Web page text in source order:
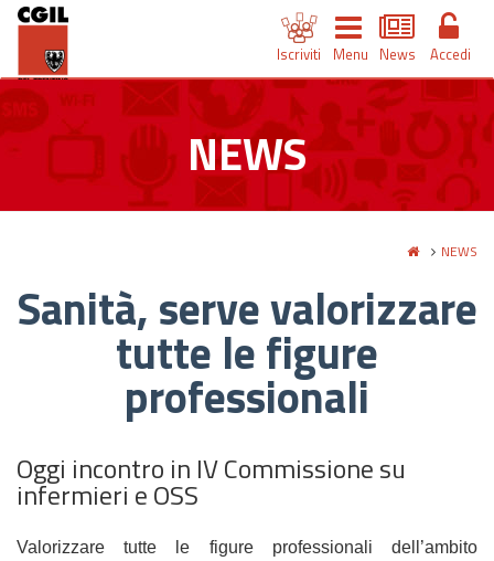
Iscriviti Menu News Accedi
NEWS
NEWS
Sanità, serve valorizzare
tutte le figure
professionali
Oggi incontro in IV Commissione su
infermieri e OSS
Valorizzare tutte le figure professionali dell’ambito